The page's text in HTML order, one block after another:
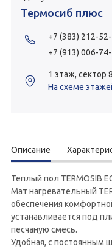
Термосиб плюс
+7 (383) 212-
+7 (913) 006-74-
1 этаж, сектор 8
На схеме
Описание
Теплый пол TERMOSIB
Мат нагревательный
обеспечения
устанавливается под
песчаную смесь.
Удобная, с постоянным